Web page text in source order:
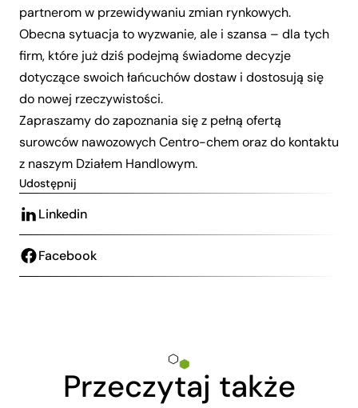
Udostępnij
Linkedin
Facebook
partnerom w przewidywaniu zmian rynkowych.
Obecna sytuacja to wyzwanie, ale i szansa – dla tych
firm, które już dziś podejmą świadome decyzje
dotyczące swoich łańcuchów dostaw i dostosują się
do nowej rzeczywistości.
Zapraszamy do zapoznania się z pełną ofertą
surowców nawozowych Centro-chemoraz do kontaktu
z naszym Działem Handlowym.
Przeczytaj także